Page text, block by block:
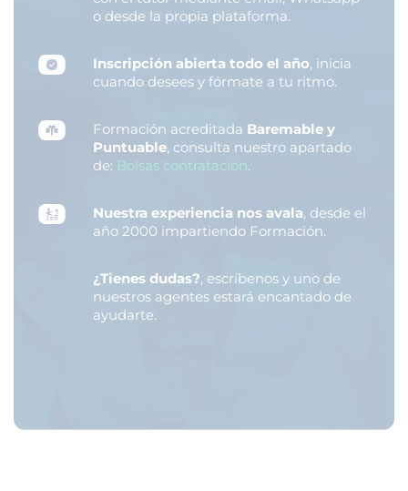
o desde la propia plataforma.
Inscripción abierta todo el año, inicia
cuando desees y fórmate a tu ritmo.
Formación acreditada Baremable y
Puntuable, consulta nuestro apartado
de: Bolsas contratación.
Nuestra experiencia nos avala, desde el
año 2000 impartiendo Formación.
¿Tienes dudas?, escríbenos y uno de
nuestros agentes estará encantado de
ayudarte.